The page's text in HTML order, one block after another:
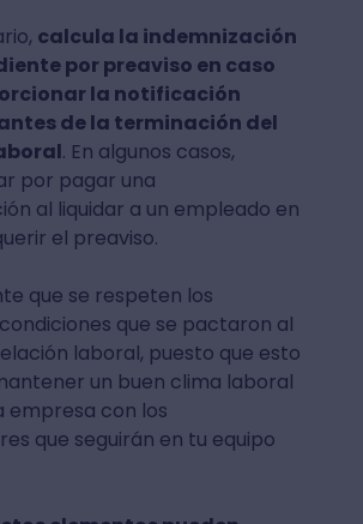
calcula la indemnización
por preaviso en caso
la notificación
de la terminación del
. En algunos casos,
por pagar una
al liquidar a un empleado en
el preaviso.
que se respeten los
que se pactaron al
laboral, puesto que esto
un buen clima laboral
empresa con los
que seguirán en tu equipo